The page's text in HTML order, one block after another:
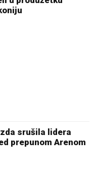
srušila lidera
prepunom Arenom